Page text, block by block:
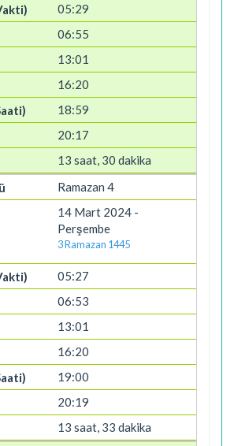
05:29
06:55
13:01
16:20
18:59
20:17
13 saat, 30 dakika
Ramazan 4
14 Mart 2024 -
Perşembe
3 Ramazan 1445
05:27
06:53
13:01
16:20
19:00
20:19
13 saat, 33 dakika